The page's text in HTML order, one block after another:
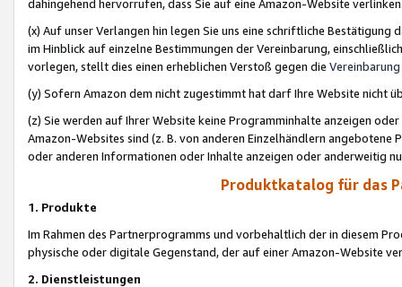
dahingehend hervorrufen, dass Sie auf eine Amazon-Website
(x) Auf unser Verlangen hin legen Sie uns eine schriftliche
im Hinblick auf einzelne Bestimmungen der Vereinbarung,
vorlegen, stellt dies einen erheblichen Verstoß gegen die Vereinbarung
(y) Sofern Amazon dem nicht zugestimmt hat darf Ihre Website nicht
(z) Sie werden auf Ihrer Website keine Programminhalte anzeigen
Amazon-Websites sind (z. B. von anderen Einzelhändlern
oder anderen Informationen oder Inhalte anzeigen oder anderweitig
Produktkatalog für das
1. Produkte
Im Rahmen des Partnerprogramms und vorbehaltlich der in diesem
physische oder digitale Gegenstand, der auf einer Amazon-Website
2. Dienstleistungen